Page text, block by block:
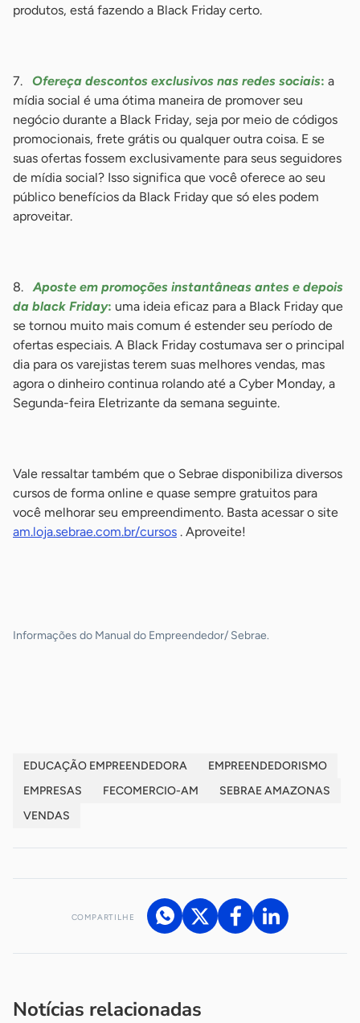
produtos, está fazendo a Black Friday certo.
7. Ofereça descontos exclusivos nas redes sociais: a
mídia social é uma ótima maneira de promover seu
negócio durante a Black Friday, seja por meio de códigos
promocionais, frete grátis ou qualquer outra coisa. E se
suas ofertas fossem exclusivamente para seus seguidores
de mídia social? Isso significa que você oferece ao seu
público benefícios da Black Friday que só eles podem
aproveitar.
8. Aposte em promoções instantâneas antes e depois
da black Friday: uma ideia eficaz para a Black Friday que
se tornou muito mais comum é estender seu período de
ofertas especiais. A Black Friday costumava ser o principal
dia para os varejistas terem suas melhores vendas, mas
agora o dinheiro continua rolando até a Cyber Monday, a
Segunda-feira Eletrizante da semana seguinte.
Vale ressaltar também que o Sebrae disponibiliza diversos
cursos de forma online e quase sempre gratuitos para
você melhorar seu empreendimento. Basta acessar o site
am.loja.sebrae.com.br/cursos . Aproveite!
Informações do Manual do Empreendedor/ Sebrae.
EDUCAÇÃO EMPREENDEDORA
EMPREENDEDORISMO
EMPRESAS
FECOMERCIO-AM
SEBRAE AMAZONAS
VENDAS
COMPARTILHE
Notícias relacionadas